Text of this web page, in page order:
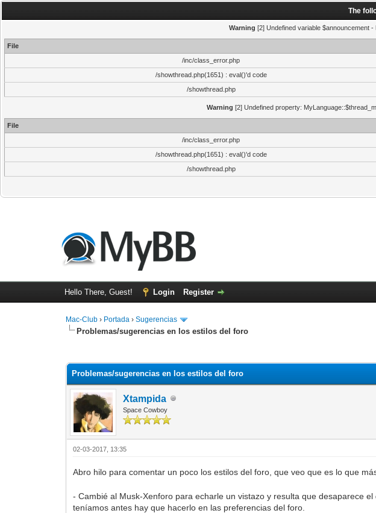
The
Warning [2] Undefined variable $announcement
File
/inc/class_error.php
/showthread.php(1651) : eval()'d code
/showthread.php
Warning [2] Undefined property:
File
/inc/class_error.php
/showthread.php(1651) : eval()'d code
/showthread.php
Hello There, Guest! Login Register
Mac-Club › Portada ›Sugerencias
Problemas/sugerencias en los estilos del foro
Problemas/sugerencias en los estilos del foro
Xtampida
Space Cowboy
02-03-2017, 13:35
Abro hilo para comentar un poco los estilos del foro, que veo que es lo que
- Cambié al Musk-Xenforo para echarle un vistazo y resulta que desaparece
teníamos antes hay que hacerlo en las preferencias del foro.